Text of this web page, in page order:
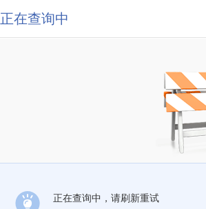
正在查询中
正在查询中，请刷新重试